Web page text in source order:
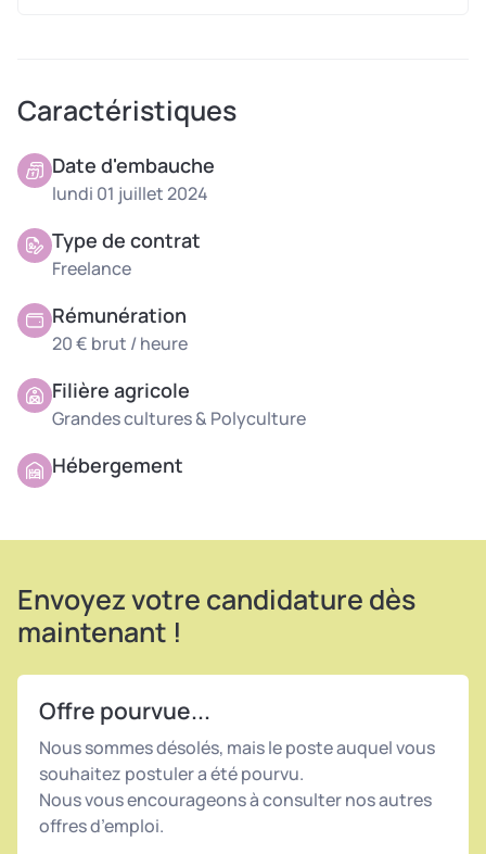
Caractéristiques
Date d'embauche
lundi 01 juillet 2024
Type de contrat
Freelance
Rémunération
20 € brut / heure
Filière agricole
Grandes cultures & Polyculture
Hébergement
Envoyez votre candidature dès
maintenant !
Offre pourvue...
Nous sommes désolés, mais le poste auquel vous
souhaitez postuler a été pourvu.
Nous vous encourageons à consulter nos autres
offres d’emploi.